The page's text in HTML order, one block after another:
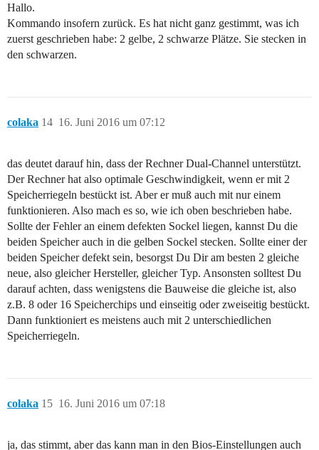
Hallo.
Kommando insofern zurück. Es hat nicht ganz gestimmt, was ich
zuerst geschrieben habe: 2 gelbe, 2 schwarze Plätze. Sie stecken in
den schwarzen.
colaka 16. Juni 2016 um 07:12
14
das deutet darauf hin, dass der Rechner Dual-Channel unterstützt.
Der Rechner hat also optimale Geschwindigkeit, wenn er mit 2
Speicherriegeln bestückt ist. Aber er muß auch mit nur einem
funktionieren. Also mach es so, wie ich oben beschrieben habe.
Sollte der Fehler an einem defekten Sockel liegen, kannst Du die
beiden Speicher auch in die gelben Sockel stecken. Sollte einer der
beiden Speicher defekt sein, besorgst Du Dir am besten 2 gleiche
neue, also gleicher Hersteller, gleicher Typ. Ansonsten solltest Du
darauf achten, dass wenigstens die Bauweise die gleiche ist, also
z.B. 8 oder 16 Speicherchips und einseitig oder zweiseitig bestückt.
Dann funktioniert es meistens auch mit 2 unterschiedlichen
Speicherriegeln.
colaka 16. Juni 2016 um 07:18
15
ja, das stimmt, aber das kann man in den Bios-Einstellungen auch